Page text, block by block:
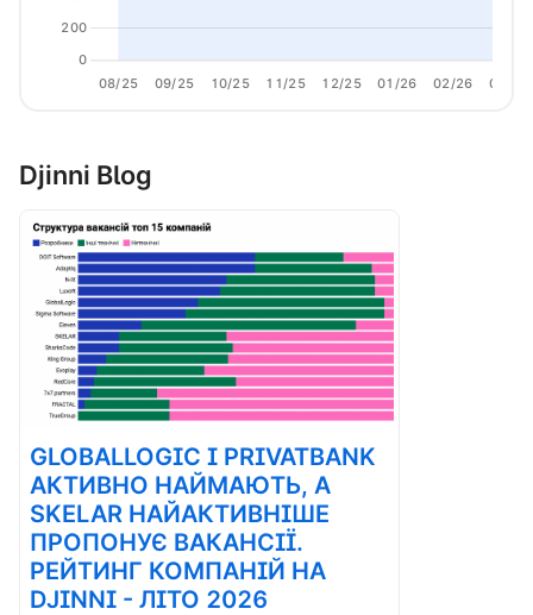
08/25 09/25 10/25 11/25 12/25 01/26 02/26 03/26
0
200
Djinni Blog
GLOBALLOGIC І PRIVATBANK
АКТИВНО НАЙМАЮТЬ, А
SKELAR НАЙАКТИВНІШЕ
ПРОПОНУЄ ВАКАНСІЇ.
РЕЙТИНГ КОМПАНІЙ НА
DJINNI - ЛІТО 2026